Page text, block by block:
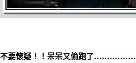
不要懷疑！！呆呆又偷跑了